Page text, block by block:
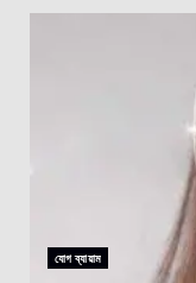
যোগ ব্যায়াম